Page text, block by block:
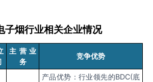
子烟行业相关企业情况
主营业
务
竞争优势
产品优势：行业领先的BDC(底